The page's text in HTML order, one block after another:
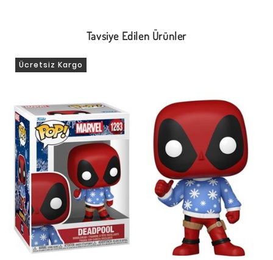
Tavsiye Edilen Ürünler
Ücretsiz Kargo